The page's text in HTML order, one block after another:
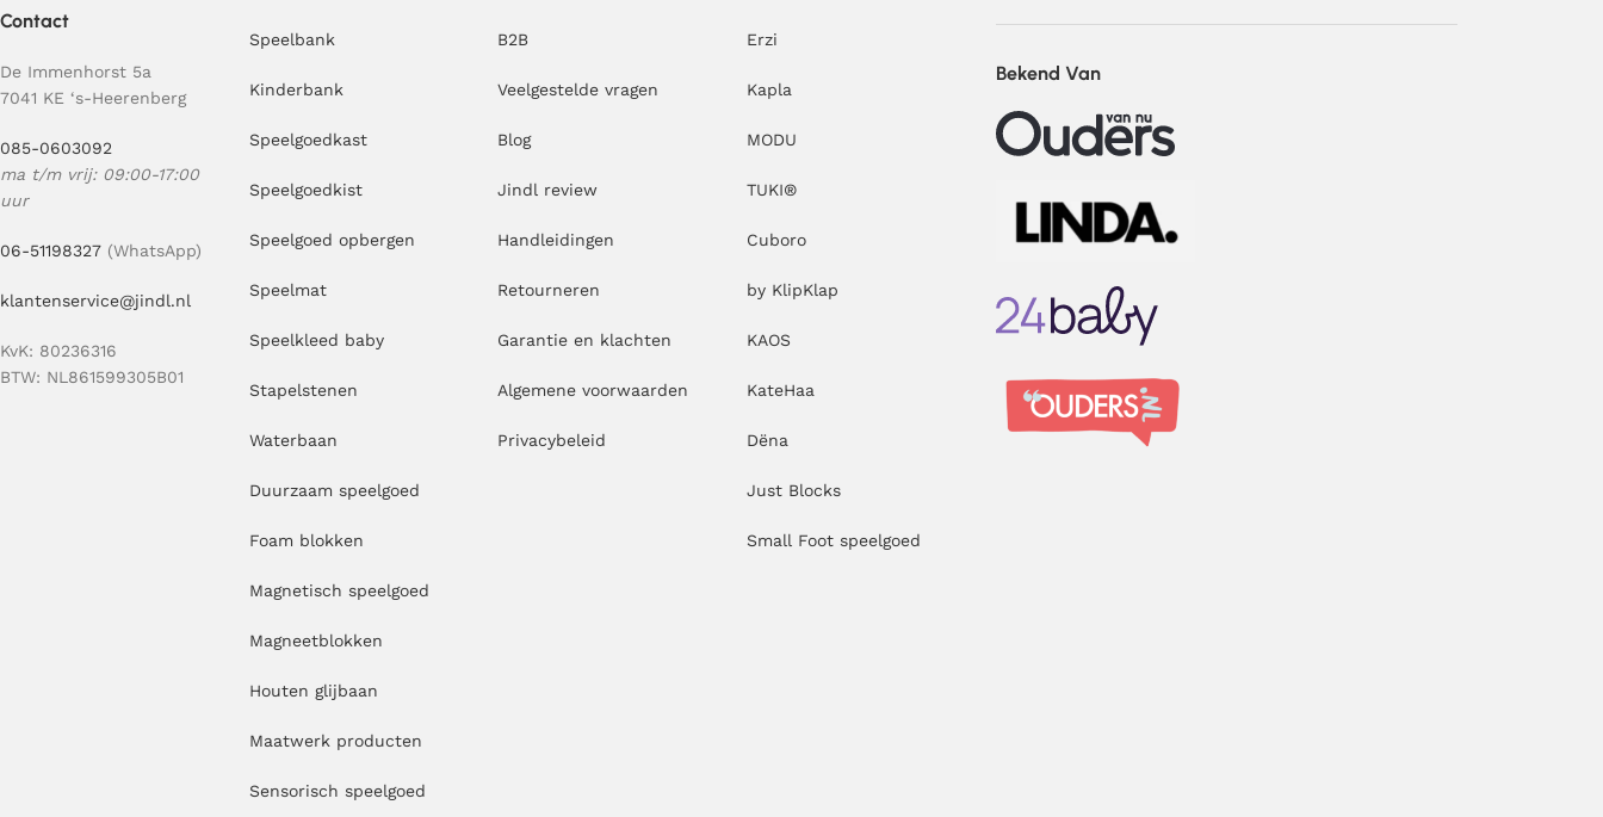
Contact
De Immenhorst 5a
7041 KE ‘s-Heerenberg
085-0603092
ma t/m vrij: 09:00-17:00
uur
06-51198327 (WhatsApp)
klantenservice@jindl.nl
KvK: 80236316
BTW: NL861599305B01
Speelbank
Kinderbank
Speelgoedkast
Speelgoedkist
Speelgoed opbergen
Speelmat
Speelkleed baby
Stapelstenen
Waterbaan
Duurzaam speelgoed
Foam blokken
Magnetisch speelgoed
Magneetblokken
Houten glijbaan
Maatwerk producten
Sensorisch speelgoed
B2B
Veelgestelde vragen
Blog
Jindl review
Handleidingen
Retourneren
Garantie en klachten
Algemene voorwaarden
Privacybeleid
Erzi
Kapla
MODU
TUKI®
Cuboro
by KlipKlap
KAOS
KateHaa
Dëna
Just Blocks
Small Foot speelgoed
Bekend Van